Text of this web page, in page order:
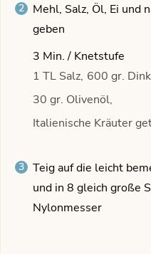
Mehl, Salz, Öl, Ei und
geben
3 Min. / Knetstufe
1 TL Salz, 600 gr.
30 gr. Olivenöl,
Italienische Kräuter
Teig auf die leicht
und in 8 gleich große
Nylonmesser